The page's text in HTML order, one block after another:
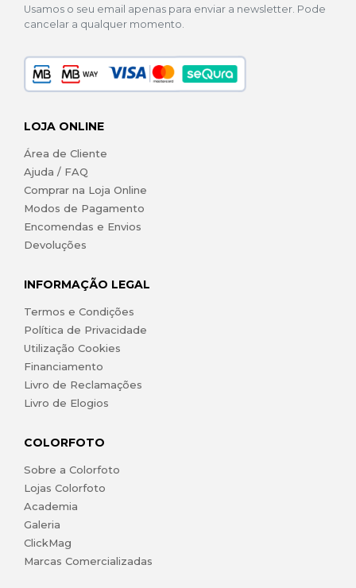
Usamos o seu email apenas para enviar a newsletter. Pode
cancelar a qualquer momento.
LOJA ONLINE
Área de Cliente
Ajuda / FAQ
Comprar na Loja Online
Modos de Pagamento
Encomendas e Envios
Devoluções
INFORMAÇÃO LEGAL
Termos e Condições
Política de Privacidade
Utilização Cookies
Financiamento
Livro de Reclamações
Livro de Elogios
COLORFOTO
Sobre a Colorfoto
Lojas Colorfoto
Academia
Galeria
ClickMag
Marcas Comercializadas